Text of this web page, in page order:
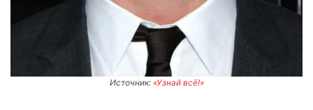
Источник: «Узнай всё!»